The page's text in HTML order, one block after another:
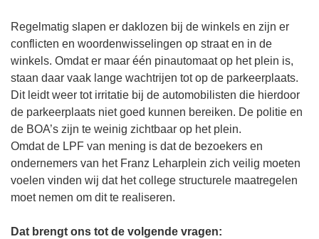
Regelmatig slapen er daklozen bij de winkels en zijn er
conflicten en woordenwisselingen op straat en in de
winkels. Omdat er maar één pinautomaat op het plein is,
staan daar vaak lange wachtrijen tot op de parkeerplaats.
Dit leidt weer tot irritatie bij de automobilisten die hierdoor
de parkeerplaats niet goed kunnen bereiken. De politie en
de BOA’s zijn te weinig zichtbaar op het plein.
Omdat de LPF van mening is dat de bezoekers en
ondernemers van het Franz Leharplein zich veilig moeten
voelen vinden wij dat het college structurele maatregelen
moet nemen om dit te realiseren.
Dat brengt ons tot de volgende vragen: